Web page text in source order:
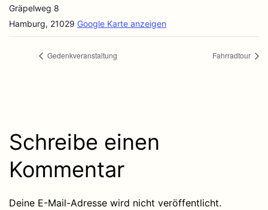
Gräpelweg 8
Hamburg, 21029 Google Karte anzeigen
Gedenkveranstaltung Fahrradtour
Schreibe einen
Kommentar
Deine E-Mail-Adresse wird nicht veröffentlicht.